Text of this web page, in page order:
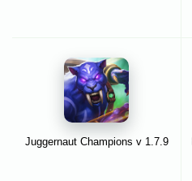
Juggernaut Champions v 1.7.9